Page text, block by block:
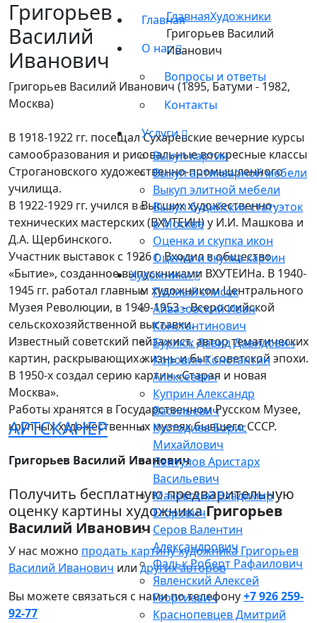
АРТСКАНЕР
Главная
О нас
Вопросы и ответы
Контакты
Услуги
Выкуп картин
Выкуп антикварной мебели
Выкуп элитной мебели
Выкуп будийских статуэток
в Москве
Оценка и скупка икон
Оценка и скупка картин
Художники
Полный список
Айвазовский Иван
Константинович
Бурлюк Давид Давидович
Коровин Константин
Алексеевич
Куприн Александр
Васильевич
Кустодиев Борис
Михайлович
Лентулов Аристарх
Васильевич
Маковский Владимир
Егорович
Серов Валентин
Александрович
Фальк Роберт Рафаилович
Явленский Алексей
Георгиевич
Краснопевцев Дмитрий
Григорьев
Василий
Иванович
ГлавнаяХудожники
Григорьев Василий
Иванович
Григорьев Василий Иванович (1895, Батуми - 1982,
Москва)
В 1918-1922 гг. посещал Сухаревские вечерние курсы
самообразования и рисовальные воскресные классы
Строгановского художественно-промышленного
училища.
В 1922-1929 гг. учился в Высших художественно-
технических мастерских (ВХУТЕИН) у И.И. Машкова и
Д.А. Щербинского.
Участник выставок с 1926 г. Входил в общество
«Бытие», созданное выпускниками ВХУТЕИНа. В 1940-
1945 гг. работал главным художником Центрального
Музея Революции, в 1949-1953 – Всероссийской
сельскохозяйственной выставки.
Известный советский пейзажист, автор тематических
картин, раскрывающих жизнь и быт советской эпохи.
В 1950-х создал серию картин «Старая и новая
Москва».
Работы хранятся в Государственном Русском Музее,
крупных художественных музеях бывшего СССР.
Григорьев Василий Иванович
Получить бесплатную предварительную
оценку картины художникаГригорьев
Василий Иванович
У нас можно продать картину художника Григорьев
Василий Иванович илидругих авторов
Вы можете связаться с нами по телефону+7 926 259-
92-77